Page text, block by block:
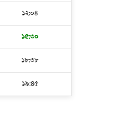
১২:০৪
১৫:৩০
১৮:৩৮
১৯:৪৫